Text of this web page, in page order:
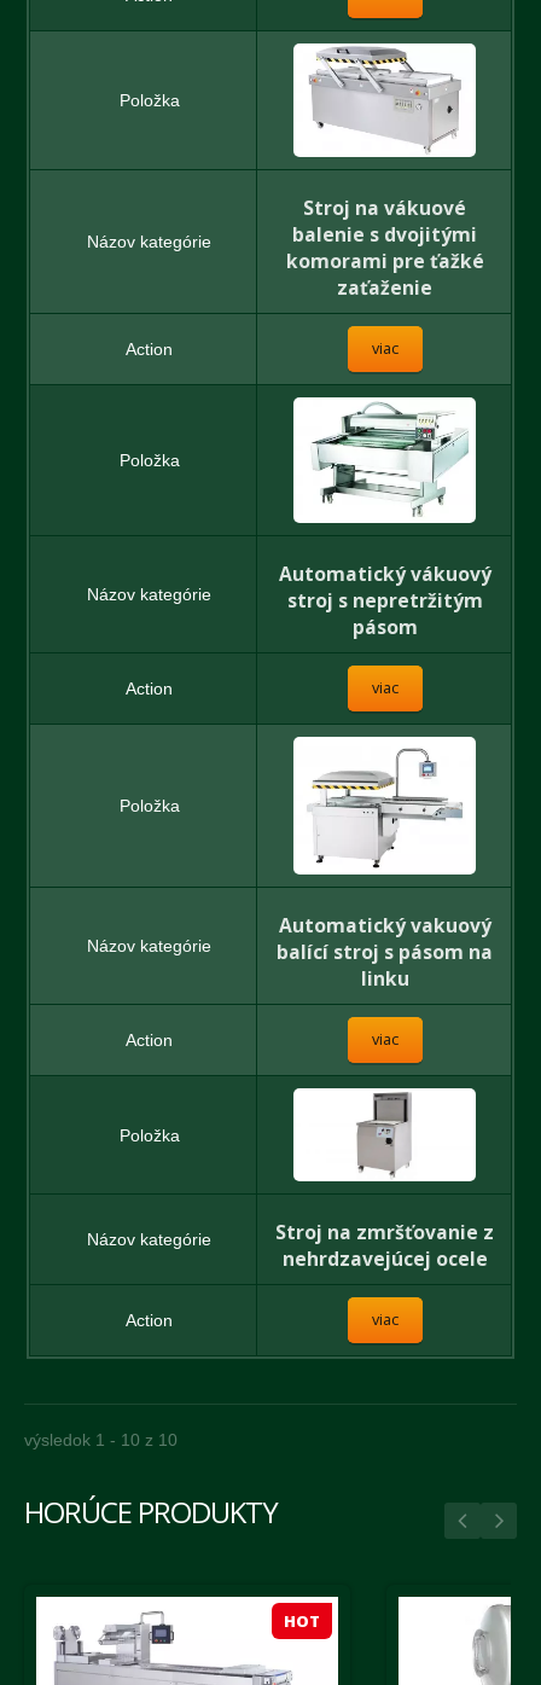
Stroj na vákuové
balenie s dvojitými
komorami pre ťažké
zaťaženie
viac
Automatický vákuový
stroj s nepretržitým
pásom
viac
Automatický vakuový
balící stroj s pásom na
linku
viac
Stroj na zmršťovanie z
nehrdzavejúcej ocele
viac
výsledok 1 - 10 z 10
HORÚCE PRODUKTY
HOT